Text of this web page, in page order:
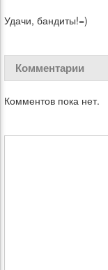
Удачи, бандиты!=)
Комментарии
Комментов пока нет.